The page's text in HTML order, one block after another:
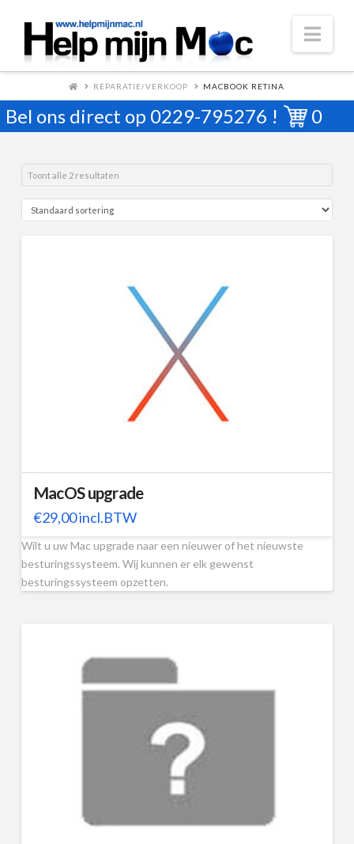
REPARATIE/VERKOOP MACBOOK RETINA
Bel ons direct op 0229-795276 ! 0
Toont alle 2 resultaten
MacOS upgrade
€29,00incl.BTW
Wilt u uw Mac upgrade naar een nieuwer of het nieuwste
besturingssysteem. Wij kunnen er elk gewenst
besturingssysteem opzetten.